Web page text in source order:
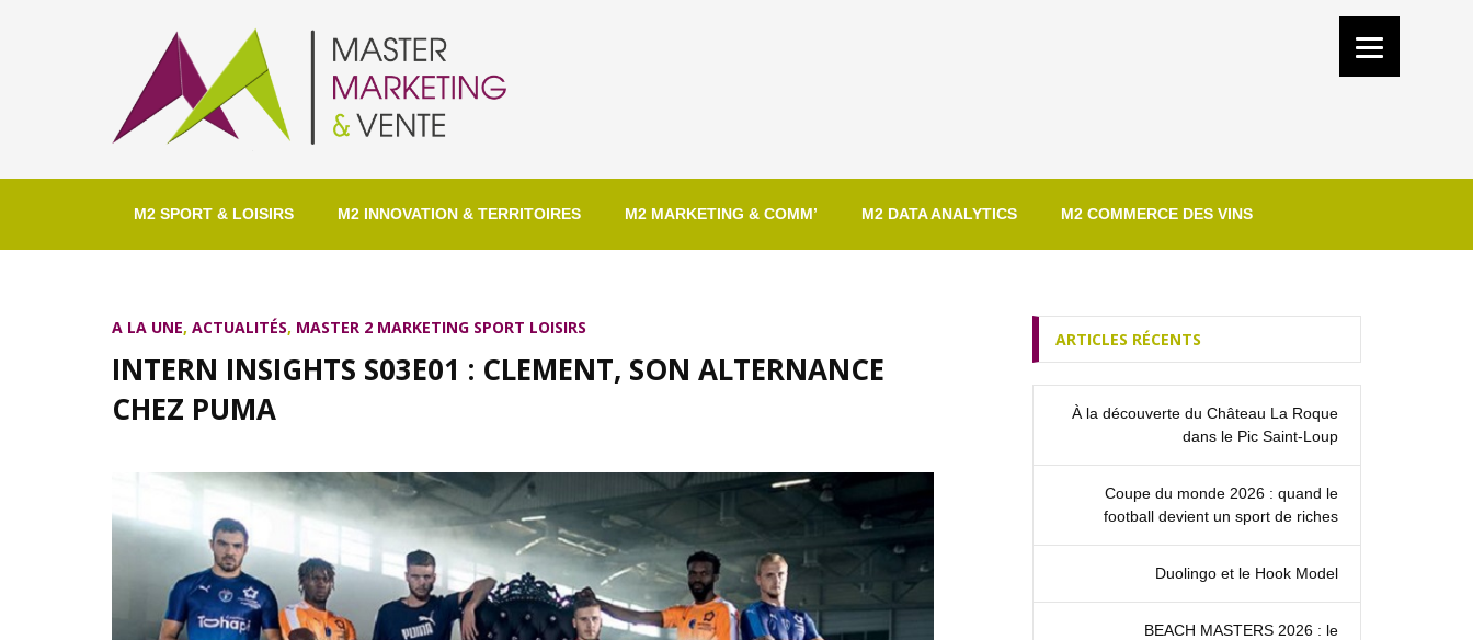
M2 SPORT & LOISIRS M2 INNOVATION & TERRITOIRES M2 MARKETING & COMM’ M2 DATA ANALYTICS M2 COMMERCE DES VINS
A LA UNE, ACTUALITÉS, MASTER 2 MARKETING SPORT LOISIRS
INTERN INSIGHTS S03E01 : CLEMENT, SON ALTERNANCE
CHEZ PUMA
ARTICLES RÉCENTS
À la découverte du Château La Roque
dans le Pic Saint‑Loup
Coupe du monde 2026 : quand le
football devient un sport de riches
Duolingo et le Hook Model
BEACH MASTERS 2026 : le